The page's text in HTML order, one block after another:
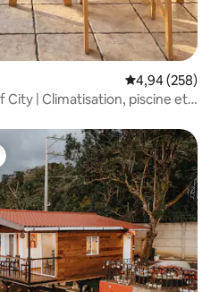
Évaluation
4,94 (258)
City | Climatisation, piscine et